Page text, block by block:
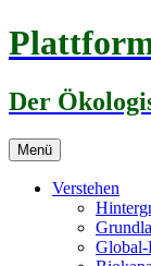
Zum
Inhalt
Der
Menü
Verstehen